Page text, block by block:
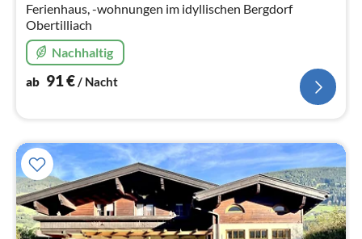
Ferienhaus, -wohnungen im idyllischen Bergdorf
Obertilliach
Nachhaltig
ab 91€/ Nacht